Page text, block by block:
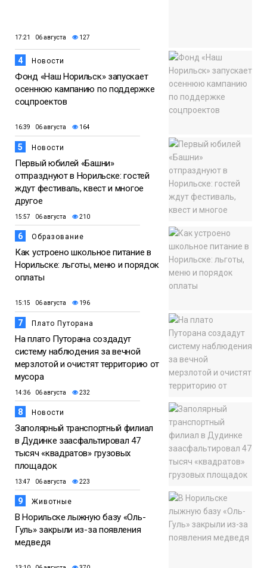
17:21 06 августа 127
4 Новости
Фонд «Наш Норильск» запускает
осеннюю кампанию по поддержке
соцпроектов
16:39 06 августа 164
5 Новости
Первый юбилей «Башни»
отпразднуют в Норильске: гостей
ждут фестиваль, квест и многое
другое
15:57 06 августа 210
6 Образование
Как устроено школьное питание в
Норильске: льготы, меню и порядок
оплаты
15:15 06 августа 196
7 Плато Путорана
На плато Путорана создадут
систему наблюдения за вечной
мерзлотой и очистят территорию от
мусора
14:36 06 августа 232
8 Новости
Заполярный транспортный филиал
в Дудинке заасфальтировал 47
тысяч «квадратов» грузовых
площадок
13:47 06 августа 223
9 Животные
В Норильске лыжную базу «Оль-
Гуль» закрыли из-за появления
медведя